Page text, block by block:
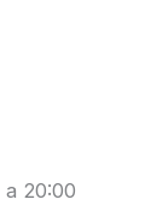
a 20:00